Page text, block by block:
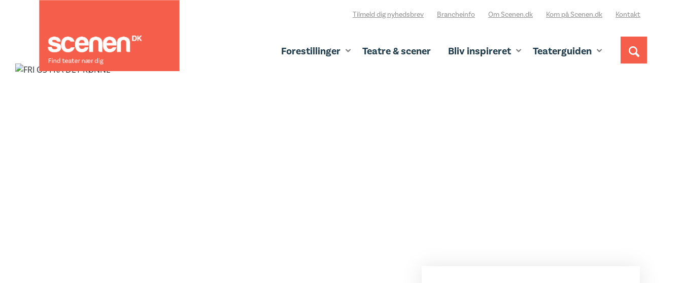
Tilmeld dig nyhedsbrev Brancheinfo Om Scenen.dk Kom på Scenen.dk Kontakt
Forestillinger Teatre & scener Bliv inspireret Teaterguiden